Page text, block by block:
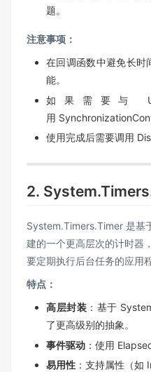
题。
注意事项：
在回调函数中避免长时
能。
如果需要与
用
使用完成后需要调用
2.
System.Timers.Timer 是基
建的一个更高层次的计时器
要定期执行后台任务的应用程
特点：
高层封装 ：基于
了更高级别的抽象。
事件驱动 ：使用
易用性 ：支持属性（